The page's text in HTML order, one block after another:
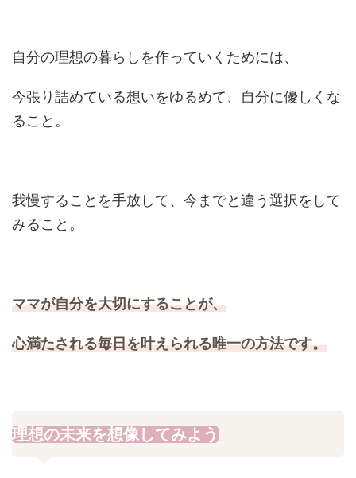
自分の理想の暮らしを作っていくためには、
今張り詰めている想いをゆるめて、自分に優しくな
ること。
我慢することを手放して、今までと違う選択をして
みること。
ママが自分を大切にすることが、
心満たされる毎日を叶えられる唯一の方法です。
理想の未来を想像してみよう